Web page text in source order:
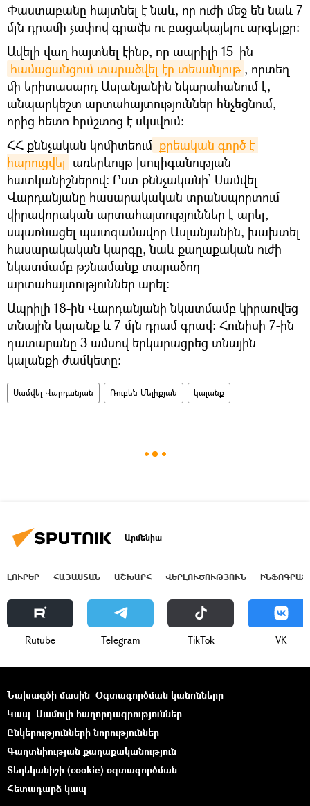
Փաստաբանը հայտնել է նաև, որ ուժի մեջ են նաև 7
մլն դրամի չափով գրավն ու բացակայելու արգելքը։
Ավելի վաղ հայտնել էինք, որ ապրիլի 15–ին
համացանցում տարածվել էր տեսանյութ , որտեղ
մի երիտասարդ Ասլանյանին նկարահանում է,
անպարկեշտ արտահայտություններ հնչեցնում,
որից հետո հրմշտոց է սկսվում։
ՀՀ քննչական կոմիտեում քրեական գործ է
հարուցվել առերևույթ խուլիգանության
հատկանիշներով։ Ըստ քննչականի՝ Սամվել
Վարդանյանը հասարակական տրանսպորտում
վիրավորական արտահայտություններ է արել,
սպառնացել պատգամավոր Ասլանյանին, խախտել
հասարակական կարգը, նաև քաղաքական ուժի
նկատմամբ թշնամանք տարածող
արտահայտություններ արել։
Ապրիլի 18-ին Վարդանյանի նկատմամբ կիրառվեց
տնային կալանք և 7 մլն դրամ գրավ։ Հունիսի 7-ին
դատարանը 3 ամսով երկարացրեց տնային
կալանքի ժամկետը։
Սամվել Վարդանյան Ռուբեն Մելիքյան կալանք
Արմենիա
ԼՈՒՐԵՐ ՀԱՅԱՍՏԱՆ ԱՇԽԱՐՀ ՎԵՐԼՈՒԾՈՒԹՅՈՒՆ
Rutube Telegram ТikТоk VK
Նախագծի մասին Օգտագործման կանոնները
Կապ Մամուլի հաղորդագրություններ
Ընկերությունների նորություններ
Գաղտնիության քաղաքականություն
Տեղեկանիշի (cookie) օգտագործման
Հետադարձ կապ